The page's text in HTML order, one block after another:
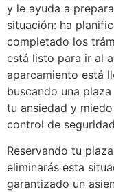
y le ayuda a
situación: ha
completado los
está listo para ir al
aparcamiento está
buscando una
tu ansiedad y
control de
Reservando tu
eliminarás esta
garantizado un